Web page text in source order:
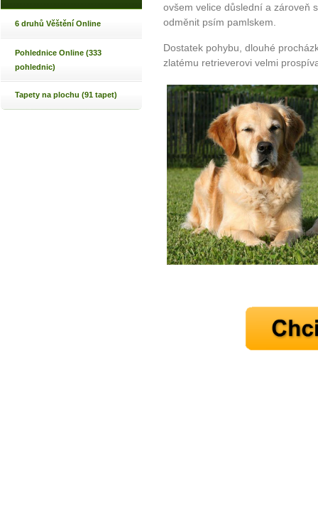
6 druhů Věštění Online
Pohlednice Online (333
pohlednic)
Tapety na plochu (91 tapet)
ovšem velice důslední a zároveň
odměnit psím pamlskem.
Dostatek pohybu, dlouhé
zlatému retrieverovi velmi